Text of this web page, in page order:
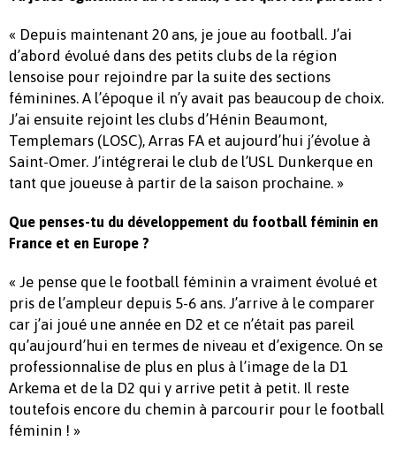
« Depuis maintenant 20 ans, je joue au football. J’ai
d’abord évolué dans des petits clubs de la région
lensoise pour rejoindre par la suite des sections
féminines. A l’époque il n’y avait pas beaucoup de choix.
J’ai ensuite rejoint les clubs d’Hénin Beaumont,
Templemars (LOSC), Arras FA et aujourd’hui j’évolue à
Saint-Omer. J’intégrerai le club de l’USL Dunkerque en
tant que joueuse à partir de la saison prochaine. »
Que penses-tu du développement du football féminin en
France et en Europe ?
« Je pense que le football féminin a vraiment évolué et
pris de l’ampleur depuis 5-6 ans. J’arrive à le comparer
car j’ai joué une année en D2 et ce n’était pas pareil
qu’aujourd’hui en termes de niveau et d’exigence. On se
professionnalise de plus en plus à l’image de la D1
Arkema et de la D2 qui y arrive petit à petit. Il reste
toutefois encore du chemin à parcourir pour le football
féminin ! »